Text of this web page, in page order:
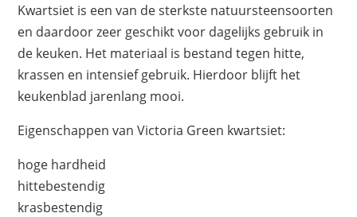
Kwartsiet is een van de sterkste natuursteensoorten
en daardoor zeer geschikt voor dagelijks gebruik in
de keuken. Het materiaal is bestand tegen hitte,
krassen en intensief gebruik. Hierdoor blijft het
keukenblad jarenlang mooi.
Eigenschappen van Victoria Green kwartsiet:
hoge hardheid
hittebestendig
krasbestendig